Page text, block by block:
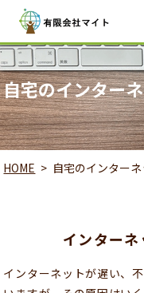
自宅のインター
HOME 自宅のインター
インター
インターネットが遅い、